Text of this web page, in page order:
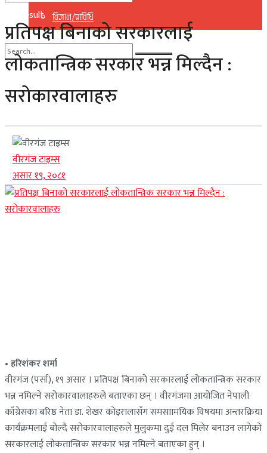
विज्ञान/प्राविधि
No Result
View All Result
No Result
View All Result
प्रतिपक्ष बिनाको सरकारलाई
लोकतान्त्रिक सरकार भन्न मिल्दैन :
सरोकारवालाहरु
वीरगंज टाइम्स
असार १९, २०८१
• हरिशंकर शर्मा
वीरगंज (पर्सा), १९ असार । प्रतिपक्ष बिनाको सरकारलाई लोकतान्त्रिक सरकार
भन्न नमिल्ने सरोकारवालाहरुले बताएका छन् । वीरगंजमा आयोजित नेपाली
काँग्रेसका बरिष्ठ नेता डा. शेखर कोइरालासँग समसाामयिक विषयमा अन्तरक्रिया
कार्यक्रमलाई बोल्दै सरोकारवालाहरुले मुलुकमा दुई दल मिलेर बनाउन लागेको
सरकारलाई लोकतान्त्रिक सरकार भन्न नमिल्ने बताएका हुन् ।